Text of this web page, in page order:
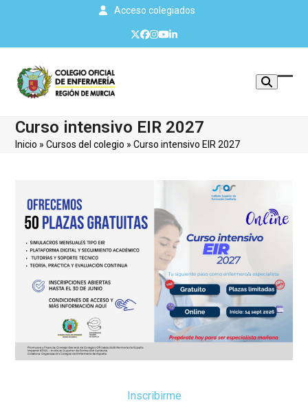
Acceso colegiados
Twitter
Facebook
Instagram
YouTube
LinkedIn
Curso intensivo EIR 2027
Inicio »Cursos del colegio »Curso intensivo EIR 2027
Inscribirme